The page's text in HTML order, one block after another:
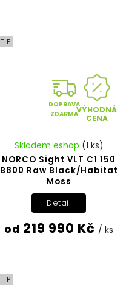
TIP
DOPRAVA
ZDARMAVÝHODNÁ
CENA
NORCO Sight VLT C1 150
B800 Raw Black/Habitat
Moss
Skladem eshop (1 ks)
od 219 990 Kč / ks
Detail
TIP